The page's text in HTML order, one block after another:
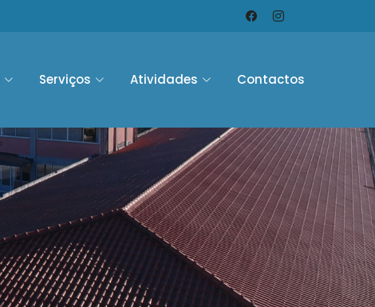
Serviços Atividades Contactos